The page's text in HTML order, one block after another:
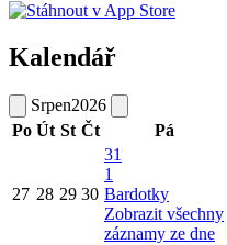
Kalendář
Srpen2026
Po Út St Čt Pá
27 28 29 30
31
1
Bardotky
Zobrazit všechny
záznamy ze dne